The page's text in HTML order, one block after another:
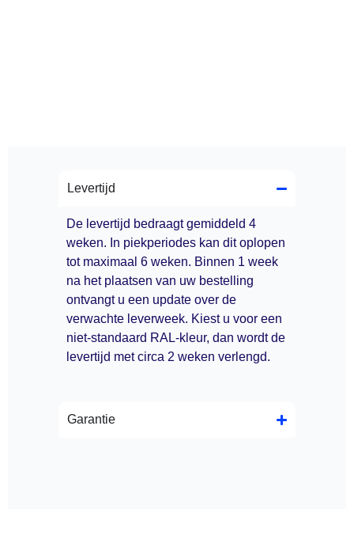
Levertijd
De levertijd bedraagt gemiddeld 4
weken. In piekperiodes kan dit oplopen
tot maximaal 6 weken. Binnen 1 week
na het plaatsen van uw bestelling
ontvangt u een update over de
verwachte leverweek. Kiest u voor een
niet-standaard RAL-kleur, dan wordt de
levertijd met circa 2 weken verlengd.
Garantie